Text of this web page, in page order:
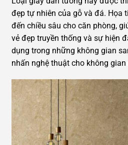
đẹp tự nhiên của gỗ và đá. Họa
đến chiều sâu cho căn phòng,
vẻ đẹp truyền thống và sự hiện
dụng trong những không gian
nhấn nghệ thuật cho không